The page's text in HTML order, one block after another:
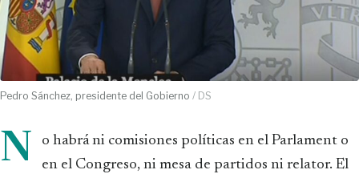
Pedro Sánchez, presidente del Gobierno / DS
N
o habrá ni comisiones políticas en el Parlament o
en el Congreso, ni mesa de partidos ni relator. El